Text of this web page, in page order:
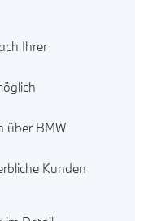
Ihrer
über BMW
Kunden